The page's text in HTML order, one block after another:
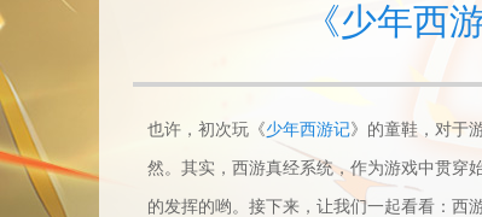
《少年西
也许，初次玩《少年西游记》的童鞋，对于
然。其实， 西游真经系统，作为游戏中贯穿
的发挥的哟。接下来，让我们一起看看： 西